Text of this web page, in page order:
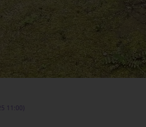
11:00)